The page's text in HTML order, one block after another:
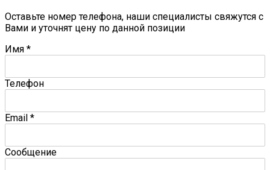
Оставьте номер телефона, наши специалисты свяжутся с
Вами и уточнят цену по данной позиции
Имя *
Телефон
Email *
Сообщение